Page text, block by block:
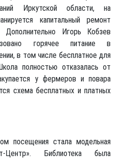
Иркутской области, на
капитальный ремонт
Игорь Кобзев
горячее питание в
в том числе бесплатное для
полностью отказалась от
у фермеров и повара
схема бесплатных и платных
стала модельная
Центр». Библиотека была